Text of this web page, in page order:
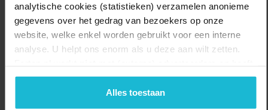
analytische cookies (statistieken) verzamelen anonieme
gegevens over het gedrag van bezoekers op onze
website, welke enkel worden gebruikt voor een interne
analyse. U helpt ons enorm als u deze aan wilt zetten.
geen commerciële doelstelling. U kunt deze cookies via
de knoppen accepteren, beheren of weigeren.
Alles toestaan